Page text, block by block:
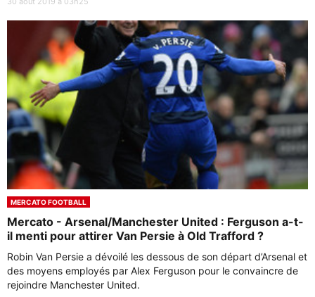
MERCATO FOOTBALL
Mercato - Arsenal/Manchester United : Ferguson a-t-
il menti pour attirer Van Persie à Old Trafford ?
Robin Van Persie a dévoilé les dessous de son départ d’Arsenal et
des moyens employés par Alex Ferguson pour le convaincre de
rejoindre Manchester United.